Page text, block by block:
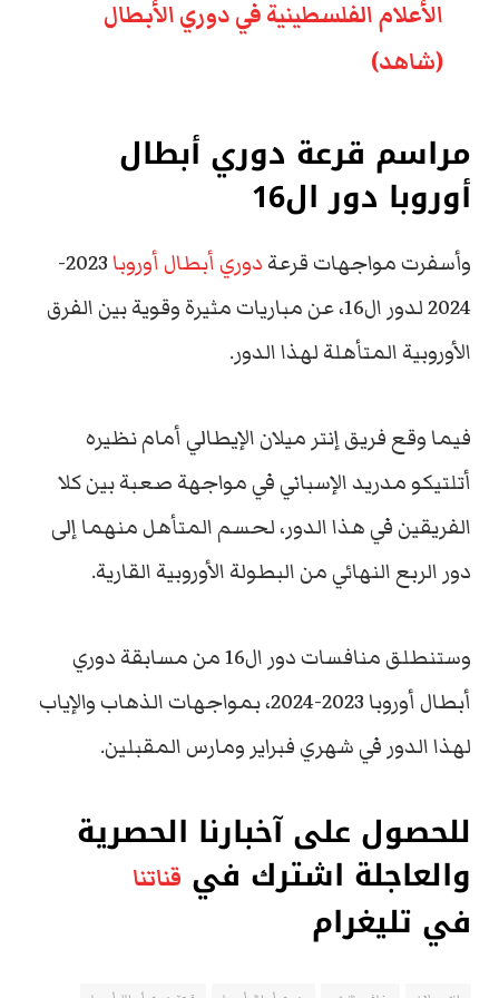
الأعلام الفلسطينية في دوري الأبطال
(شاهد)
مراسم قرعة دوري أبطال
أوروبا دور ال16
وأسفرت مواجهات قرعةدوري أبطال أوروبا
2023-
2024 لدور ال16، عن مباريات مثيرة وقوية بين الفرق
الأوروبية المتأهلة لهذا الدور.
فيما وقع فريق إنتر ميلان الإيطالي أمام نظيره
أتلتيكو مدريد الإسباني في مواجهة صعبة بين كلا
الفريقين في هذا الدور، لحسم المتأهل منهما إلى
دور الربع النهائي من البطولة الأوروبية القارية.
وستنطلق منافسات دور ال16 من مسابقة دوري
أبطال أوروبا 2023-2024، بمواجهات الذهاب والإياب
لهذا الدور في شهري فبراير ومارس المقبلين.
للحصول على آخبارنا الحصرية
والعاجلة اشترك في قناتنا
في تليغرام